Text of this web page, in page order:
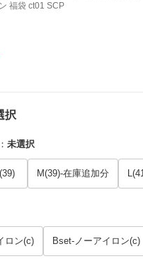
福袋 ct01 SCP
択
： 未選択
M(39)-在庫追加分
ロン(c) Bset-ノーアイロン(c)